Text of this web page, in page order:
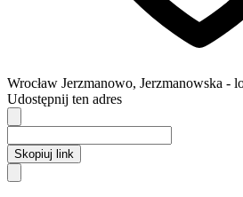
Wrocław Jerzmanowo, Jerzmanowska -
Udostępnij ten adres
Skopiuj link